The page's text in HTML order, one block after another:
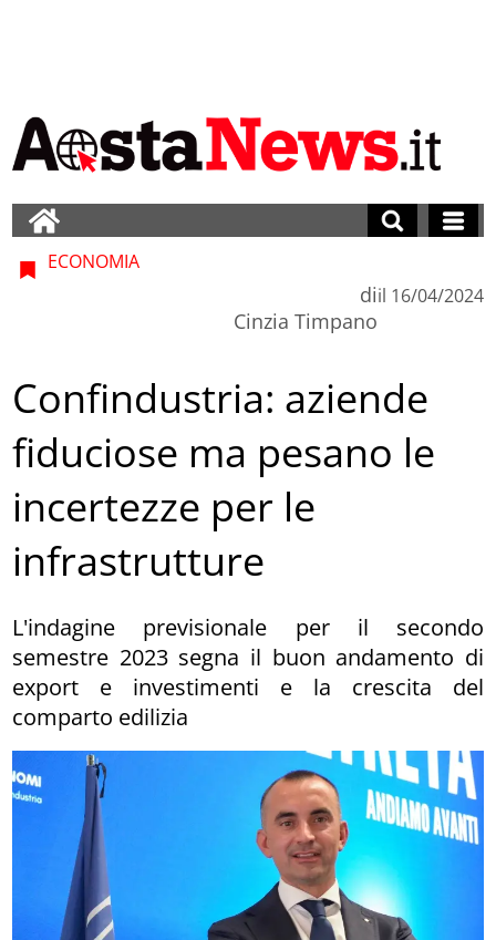
ECONOMIA
di
Cinzia Timpano
il 16/04/2024
Confindustria: aziende
fiduciose ma pesano le
incertezze per le
infrastrutture
L'indagine previsionale per il secondo
semestre 2023 segna il buon andamento di
export e investimenti e la crescita del
comparto edilizia